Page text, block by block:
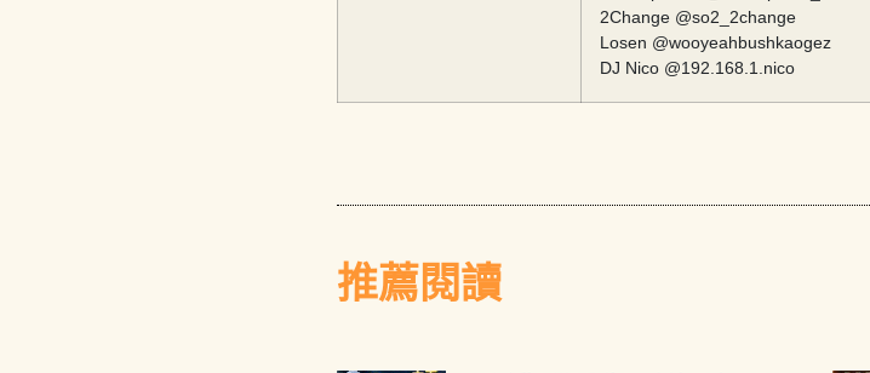
2Change @so2_2change
Losen @wooyeahbushkaogez
DJ Nico @192.168.1.nico
推薦閱讀